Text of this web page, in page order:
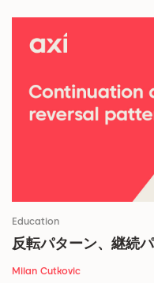
Education
反転パターン、継続
Milan Cutkovic